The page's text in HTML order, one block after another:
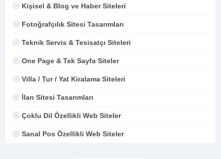
Kişisel & Blog ve Haber Siteleri
Fotoğrafçılık Sitesi Tasarımları
Teknik Servis & Tesisatçı Siteleri
One Page & Tek Sayfa Siteler
Villa / Tur / Yat Kiralama Siteleri
İlan Sitesi Tasarımları
Çoklu Dil Özellikli Web Siteler
Sanal Pos Özellikli Web Siteler